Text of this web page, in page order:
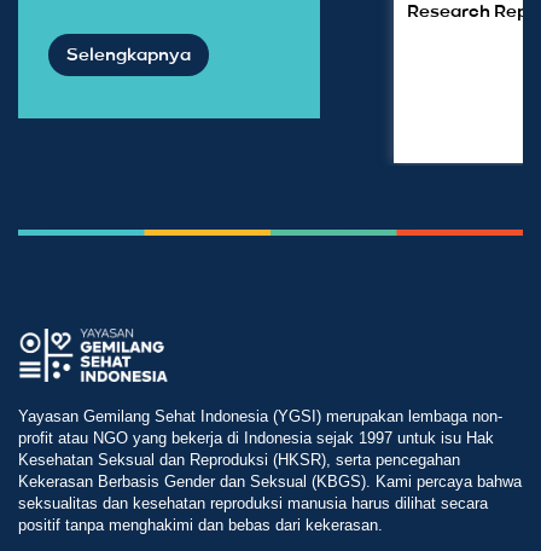
Selengkapnya
Research
Yayasan Gemilang Sehat Indonesia (YGSI) merupakan lembaga non-
profit atau NGO yang bekerja di Indonesia sejak 1997 untuk isu Hak
Kesehatan Seksual dan Reproduksi (HKSR), serta pencegahan
Kekerasan Berbasis Gender dan Seksual (KBGS). Kami percaya bahwa
seksualitas dan kesehatan reproduksi manusia harus dilihat secara
positif tanpa menghakimi dan bebas dari kekerasan.